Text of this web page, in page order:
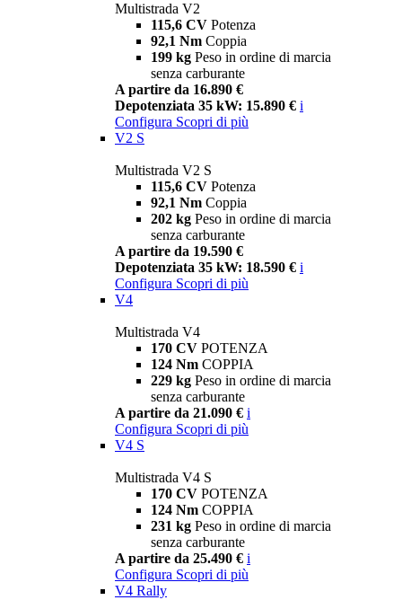
Multistrada V2
115,6 CV Potenza
92,1 Nm Coppia
199 kg Peso in ordine di marcia
senza carburante
A partire da 16.890 €
Depotenziata 35 kW: 15.890 € i
Configura Scopri di più
V2 S
Multistrada V2 S
115,6 CV Potenza
92,1 Nm Coppia
202 kg Peso in ordine di marcia
senza carburante
A partire da 19.590 €
Depotenziata 35 kW: 18.590 € i
Configura Scopri di più
V4
Multistrada V4
170 CV POTENZA
124 Nm COPPIA
229 kg Peso in ordine di marcia
senza carburante
A partire da 21.090 € i
Configura Scopri di più
V4 S
Multistrada V4 S
170 CV POTENZA
124 Nm COPPIA
231 kg Peso in ordine di marcia
senza carburante
A partire da 25.490 € i
Configura Scopri di più
V4 Rally